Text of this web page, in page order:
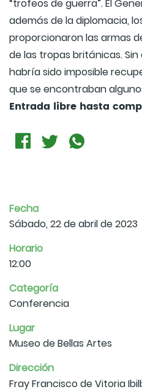
“trofeos de guerra”. El
además de la diplomacia,
proporcionaron las armas
de las tropas británicas.
habría sido imposible
que se encontraban
Entrada libre hasta
Fecha
Sábado, 22 de abril de 2023
Horario
12:00
Categoría
Conferencia
Lugar
Museo de Bellas Artes
Dirección
Fray Francisco de Vitoria